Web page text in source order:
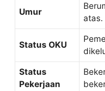
Umur
atas.
Status OKU
Status
Pekerjaan